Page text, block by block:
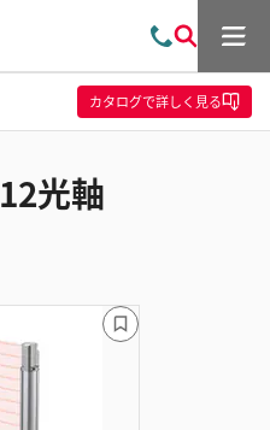
問
い
合
わ
索
メ
ュ
ー
カタログで詳しく見る
光軸
ブ
ッ